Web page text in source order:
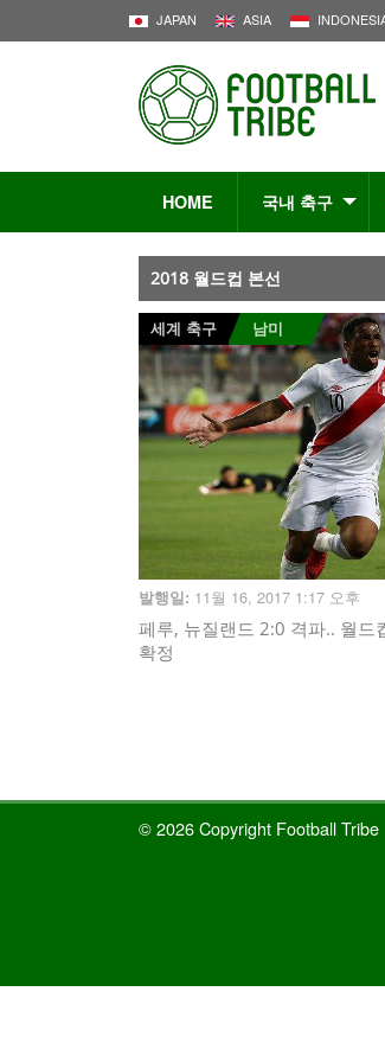
JAPAN ASIA
HOME 국내 축구
2018 월드컵 본선
세계 축구 남미
발행일: 11월 16, 2017 1:17 오후
페루, 뉴질랜드 2:0 격파.. 월드
확정
© 2026 Copyright Football Tribe